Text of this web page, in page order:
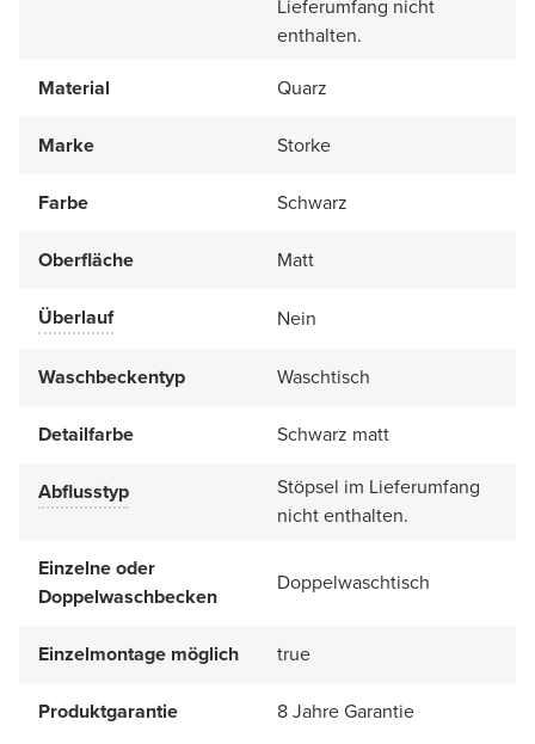
Lieferumfang nicht
enthalten.
Material
Quarz
Marke Storke
Farbe Schwarz
Oberfläche Matt
Überlauf Nein
Waschbeckentyp Waschtisch
Detailfarbe Schwarz matt
Abflusstyp
Stöpsel im Lieferumfang
nicht enthalten.
Einzelne oder
Doppelwaschbecken
Doppelwaschtisch
Einzelmontage möglich true
Produktgarantie 8 Jahre Garantie